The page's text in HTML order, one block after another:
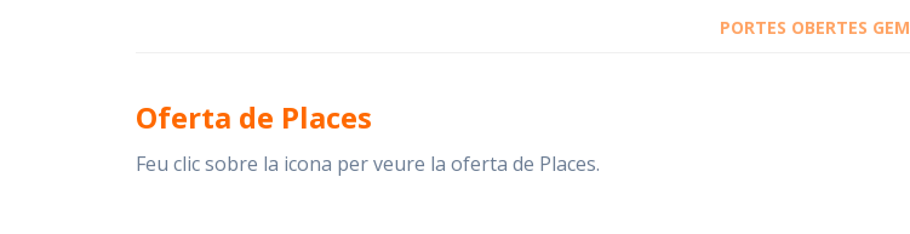
PORTES OBERTES GEM
Oferta de Places
Feu clic sobre la icona per veure la oferta de Places.